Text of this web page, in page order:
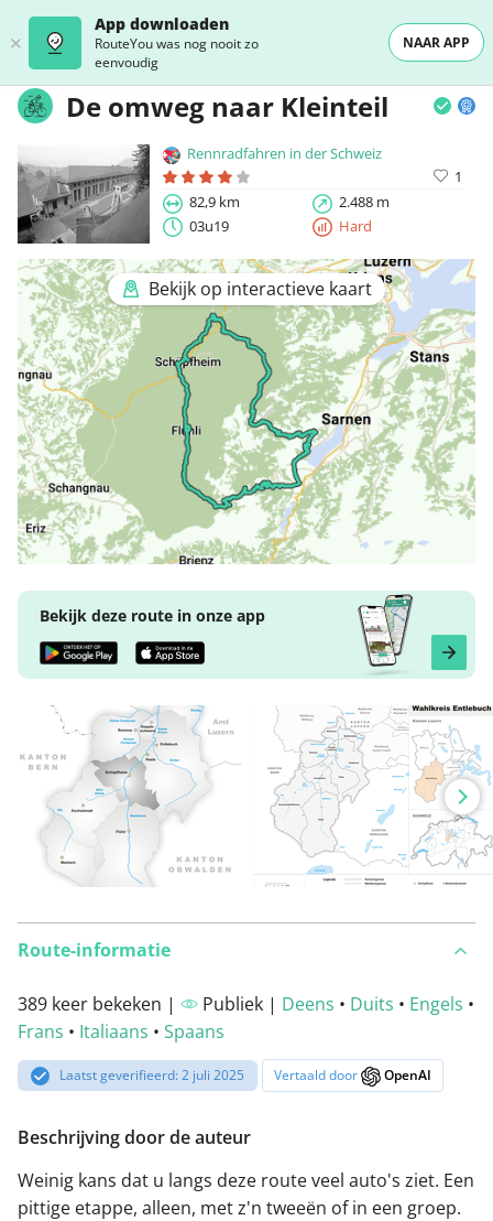
App downloaden
RouteYou was nog nooit zo
eenvoudig
NAAR APP
De omweg naar Kleinteil
Rennradfahren in der Schweiz
1
82,9 km
2.488 m
03u19
Hard
Bekijk op interactieve kaart
Bekijk deze route in onze app
Route-informatie
389 keer bekeken | Publiek | Deens • Duits • Engels •
Frans • Italiaans • Spaans
Laatst geverifieerd: 2 juli 2025 Vertaald door OpenAI
Beschrijving door de auteur
Weinig kans dat u langs deze route veel auto's ziet. Een
pittige etappe, alleen, met z'n tweeën of in een groep.